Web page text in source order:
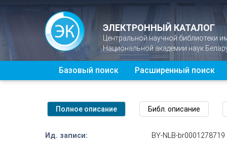
ЭЛЕКТРОННЫЙ КАТАЛОГ
Центральной научной библиотеки
Национальной академии наук
Базовый поиск Расширенный поиск
Ид. записи:
BY-NLB-br0001278719